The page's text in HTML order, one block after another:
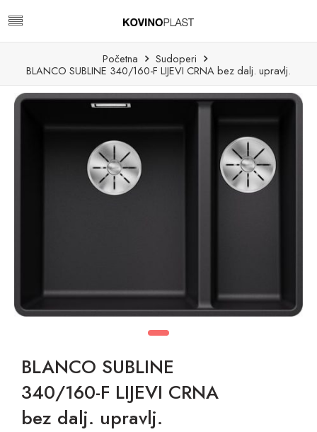
Početna
Sudoperi
BLANCO SUBLINE 340/160-F LIJEVI CRNA bez dalj. upravlj.
BLANCO SUBLINE
340/160-F LIJEVI CRNA
bez dalj. upravlj.